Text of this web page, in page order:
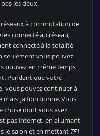
les deux.
à commutation de
connecté au réseau,
connecté à la totalité
seulement vous pouvez
pouvez en même temps
Pendant que votre
vous pouvez continuer à
mais ça fonctionne. Vous
chose dont vous avez
pas Internet, en allumant
le salon et en mettant TF1